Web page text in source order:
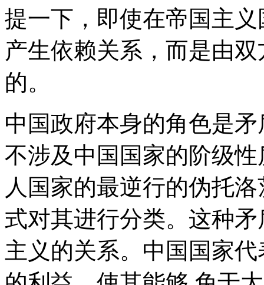
提一下，即使在帝国主
产生依赖关系，而是由
的。
中国政府本身的角色是
不涉及中国国家的阶级
人国家的最逆行的伪托
式对其进行分类。这种
主义的关系。中国国家